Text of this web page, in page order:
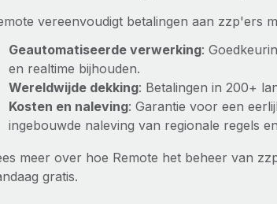
vereenvoudigt betalingen aan zzp'ers
Geautomatiseerde verwerking:
en realtime bijhouden.
Wereldwijde dekking: Betalingen in 200+
Kosten en naleving: Garantie voor een
ingebouwde naleving van regionale regels
meer over hoe Remote het beheer van
gratis.